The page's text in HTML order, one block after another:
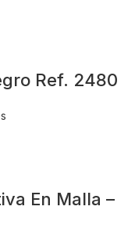
Ref. 2480
En Malla –